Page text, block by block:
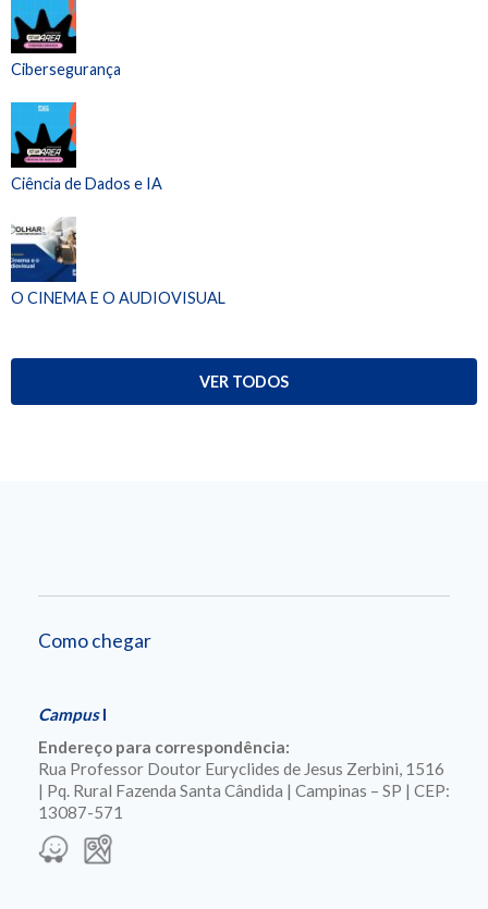
Cibersegurança
Ciência de Dados e IA
O CINEMA E O AUDIOVISUAL
VER TODOS
Como chegar
CampusI
Endereço para correspondência:
Rua Professor Doutor Euryclides de Jesus Zerbini, 1516
| Pq. Rural Fazenda Santa Cândida | Campinas – SP | CEP:
13087-571